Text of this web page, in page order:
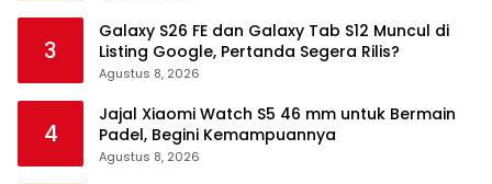
3
Galaxy S26 FE dan Galaxy Tab S12 Muncul di
Listing Google, Pertanda Segera Rilis?
Agustus 8, 2026
4
Jajal Xiaomi Watch S5 46 mm untuk Bermain
Padel, Begini Kemampuannya
Agustus 8, 2026